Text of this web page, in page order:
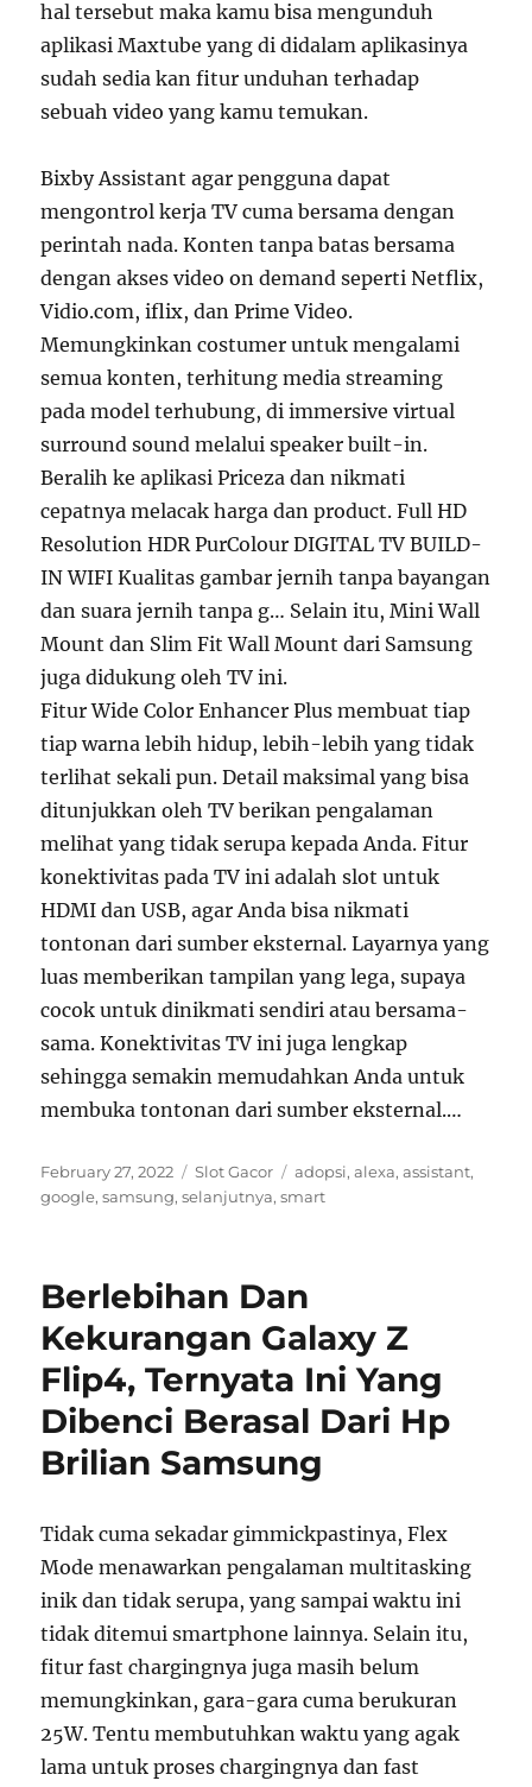
hal tersebut maka kamu bisa mengunduh
aplikasi Maxtube yang di didalam aplikasinya
sudah sedia kan fitur unduhan terhadap
sebuah video yang kamu temukan.
Bixby Assistant agar pengguna dapat
mengontrol kerja TV cuma bersama dengan
perintah nada. Konten tanpa batas bersama
dengan akses video on demand seperti Netflix,
Vidio.com, iflix, dan Prime Video.
Memungkinkan costumer untuk mengalami
semua konten, terhitung media streaming
pada model terhubung, di immersive virtual
surround sound melalui speaker built-in.
Beralih ke aplikasi Priceza dan nikmati
cepatnya melacak harga dan product. Full HD
Resolution HDR PurColour DIGITAL TV BUILD-
IN WIFI Kualitas gambar jernih tanpa bayangan
dan suara jernih tanpa g… Selain itu, Mini Wall
Mount dan Slim Fit Wall Mount dari Samsung
juga didukung oleh TV ini.
Fitur Wide Color Enhancer Plus membuat tiap
tiap warna lebih hidup, lebih-lebih yang tidak
terlihat sekali pun. Detail maksimal yang bisa
ditunjukkan oleh TV berikan pengalaman
melihat yang tidak serupa kepada Anda. Fitur
konektivitas pada TV ini adalah slot untuk
HDMI dan USB, agar Anda bisa nikmati
tontonan dari sumber eksternal. Layarnya yang
luas memberikan tampilan yang lega, supaya
cocok untuk dinikmati sendiri atau bersama-
sama. Konektivitas TV ini juga lengkap
sehingga semakin memudahkan Anda untuk
membuka tontonan dari sumber eksternal.…
Posted
on
February 27, 2022 Categories
Slot Gacor Tags
adopsi,alexa,assistant,
google,samsung,selanjutnya,smart
Berlebihan Dan
Kekurangan Galaxy Z
Flip4, Ternyata Ini Yang
Dibenci Berasal Dari Hp
Brilian Samsung
Tidak cuma sekadar gimmickpastinya, Flex
Mode menawarkan pengalaman multitasking
inik dan tidak serupa, yang sampai waktu ini
tidak ditemui smartphone lainnya. Selain itu,
fitur fast chargingnya juga masih belum
memungkinkan, gara-gara cuma berukuran
25W. Tentu membutuhkan waktu yang agak
lama untuk proses chargingnya dan fast